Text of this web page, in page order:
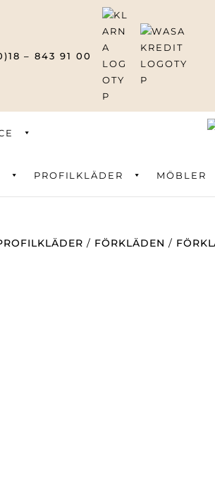
– 843 91 00
PROFILKLÄDER MÖBLER
Produktsökning
/ FÖRKLÄDEN /